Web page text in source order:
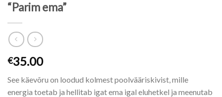
“Parim ema”
€35.00
See käevõru on loodud kolmest poolvääriskivist, mille
energia toetab ja hellitab igat ema igal eluhetkel ja meenutab